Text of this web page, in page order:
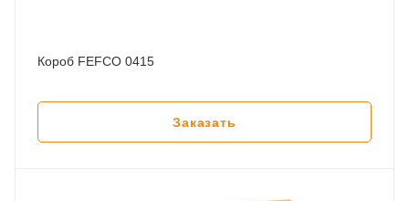
Короб FEFCO 0415
Заказать